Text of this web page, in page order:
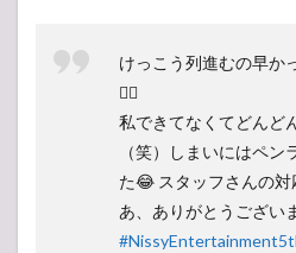
けっこう列進むの早か
👌🏻
私できてなくてどんど
（笑）しまいにはペ
た😂 スタッフさんの
あ、ありがとうござい